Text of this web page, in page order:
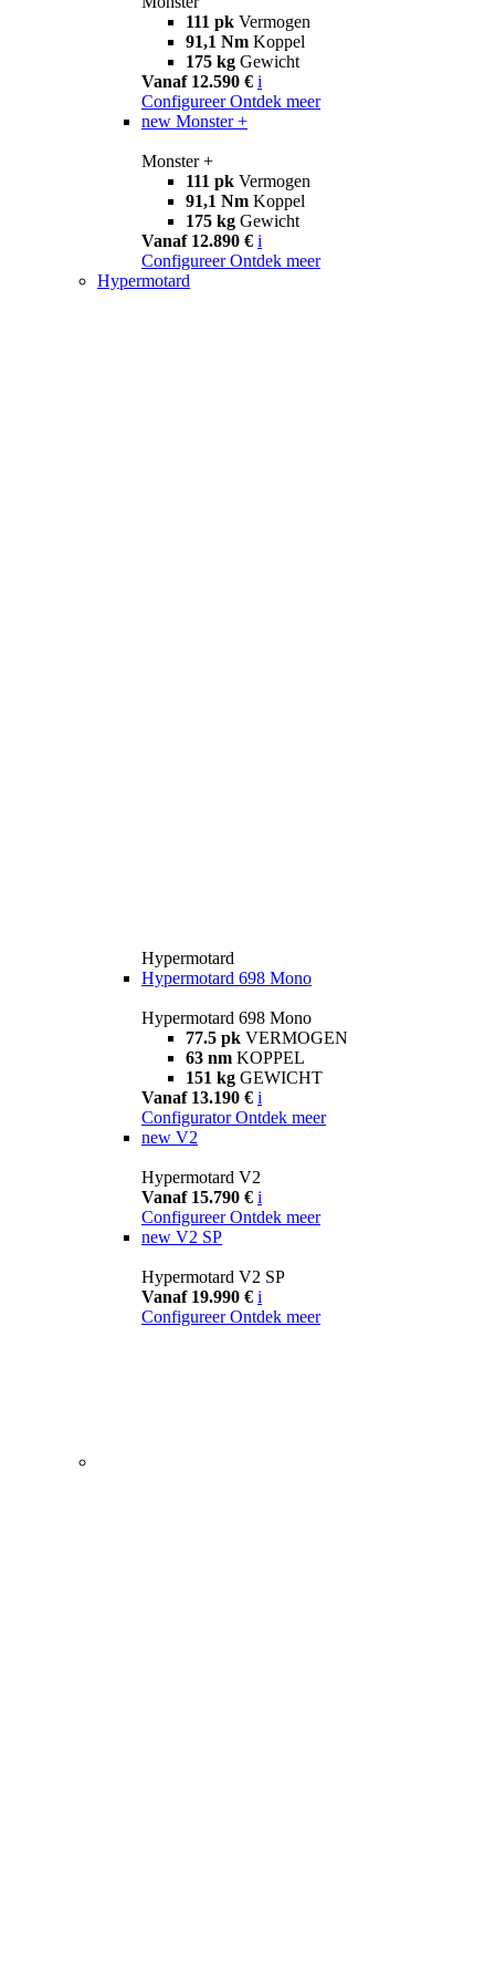
111 pk Vermogen
91,1 Nm Koppel
175 kg Gewicht
Vanaf 12.590 € i
Configureer Ontdek meer
new Monster +
Monster +
111 pk Vermogen
91,1 Nm Koppel
175 kg Gewicht
Vanaf 12.890 € i
Configureer Ontdek meer
Hypermotard
Hypermotard
Hypermotard 698 Mono
Hypermotard 698 Mono
77.5 pk VERMOGEN
63 nm KOPPEL
151 kg GEWICHT
Vanaf 13.190 € i
Configurator Ontdek meer
new V2
Hypermotard V2
Vanaf 15.790 € i
Configureer Ontdek meer
new V2 SP
Hypermotard V2 SP
Vanaf 19.990 € i
Configureer Ontdek meer